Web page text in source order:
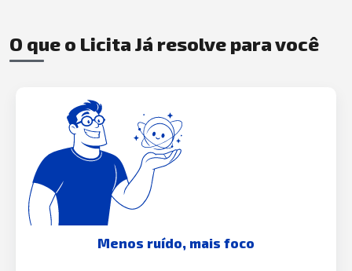
O que o Licita Já resolve para você
Menos ruído, mais foco